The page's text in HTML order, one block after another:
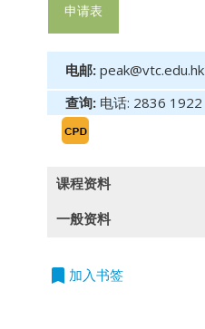
申请表
电邮: peak@vtc.edu.hk
查询: 电话: 2836 1922
课程资料
- 好友反攻
一般资料
授课语言
bookmark 加入书签